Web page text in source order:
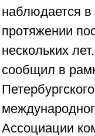
наблюдается
протяжении
нескольких
сообщил в
Петербургского
Ассоциации